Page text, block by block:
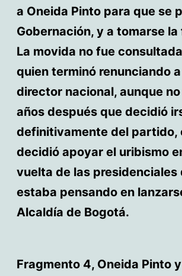
a Oneida Pinto para que se
Gobernación, y a tomarse
La movida no fue
quien terminó renunciando
director nacional, aunque
años después que decidió
definitivamente del partido,
decidió apoyar el uribismo
vuelta de las presidenciales
estaba pensando en
Alcaldía de Bogotá.
Fragmento 4, Oneida Pinto